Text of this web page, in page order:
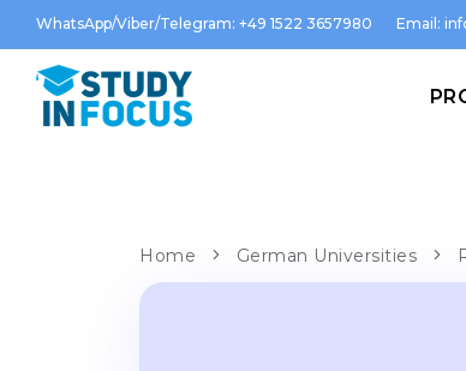
WhatsApp/Viber/Telegram: +49 1522 3657980 Email:
Home German Universities